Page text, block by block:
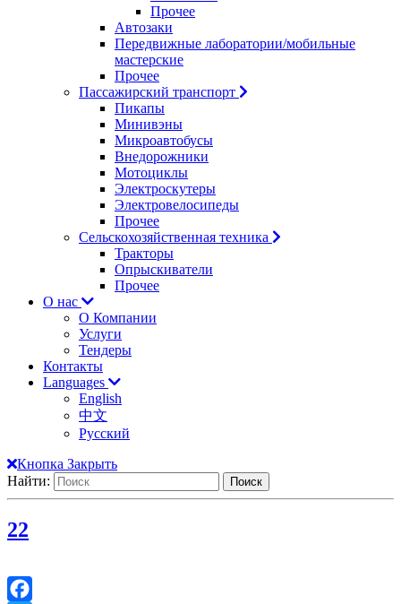
Прочее
Автозаки
Передвижные лаборатории/мобильные
мастерские
Прочее
Пассажирский транспорт
Пикапы
Минивэны
Микроавтобусы
Внедорожники
Мотоциклы
Электроскутеры
Электровелосипеды
Прочее
Сельскохозяйственная техника
Тракторы
Опрыскиватели
Прочее
О нас
О Компании
Услуги
Тендеры
Контакты
Languages
English
中文
Русский
Кнопка Закрыть
Найти:
22